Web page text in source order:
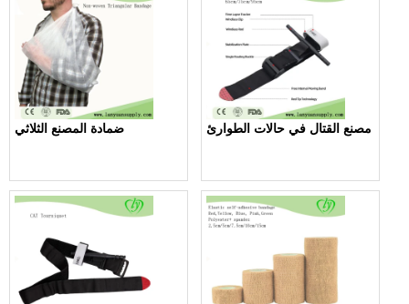
ضمادة المصنع الثلاثي مصنع القتال في حالات الطوارئ